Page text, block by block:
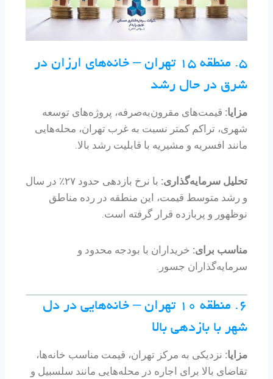
۵. منطقه ۱۵ تهران – خانه‌های ارزان در
شرق در حال رشد
مزایا: قیمت‌های مقرون‌به‌صرفه، پروژه‌های توسعه
شهری، تراکم کمتر نسبت به غرب تهران، محله‌هایی
مانند افسریه و مشیریه با قابلیت رشد بالا.
تحلیل سرمایه‌گذاری:
با نرخ بازدهی حدود ۲۷٪ در سال
و رشد متوسط قیمت، این منطقه در رده مناطق
نوظهور و پربازده قرار گرفته است.
مناسب برای: خریداران با بودجه محدود و
سرمایه‌گذاران جسور.
۶. منطقه ۱۰ تهران – خانه‌هایی در دل
شهر با بازدهی بالا
مزایا: نزدیکی به مرکز تهران، قیمت مناسب خانه‌ها،
تقاضای بالا برای اجاره در محله‌هایی مانند سلسبیل و